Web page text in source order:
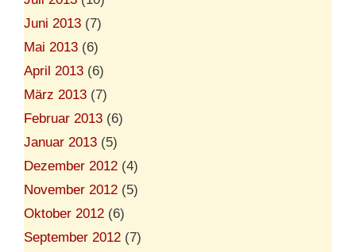
Juni 2013 (7)
Mai 2013 (6)
April 2013 (6)
März 2013 (7)
Februar 2013 (6)
Januar 2013 (5)
Dezember 2012 (4)
November 2012 (5)
Oktober 2012 (6)
September 2012 (7)